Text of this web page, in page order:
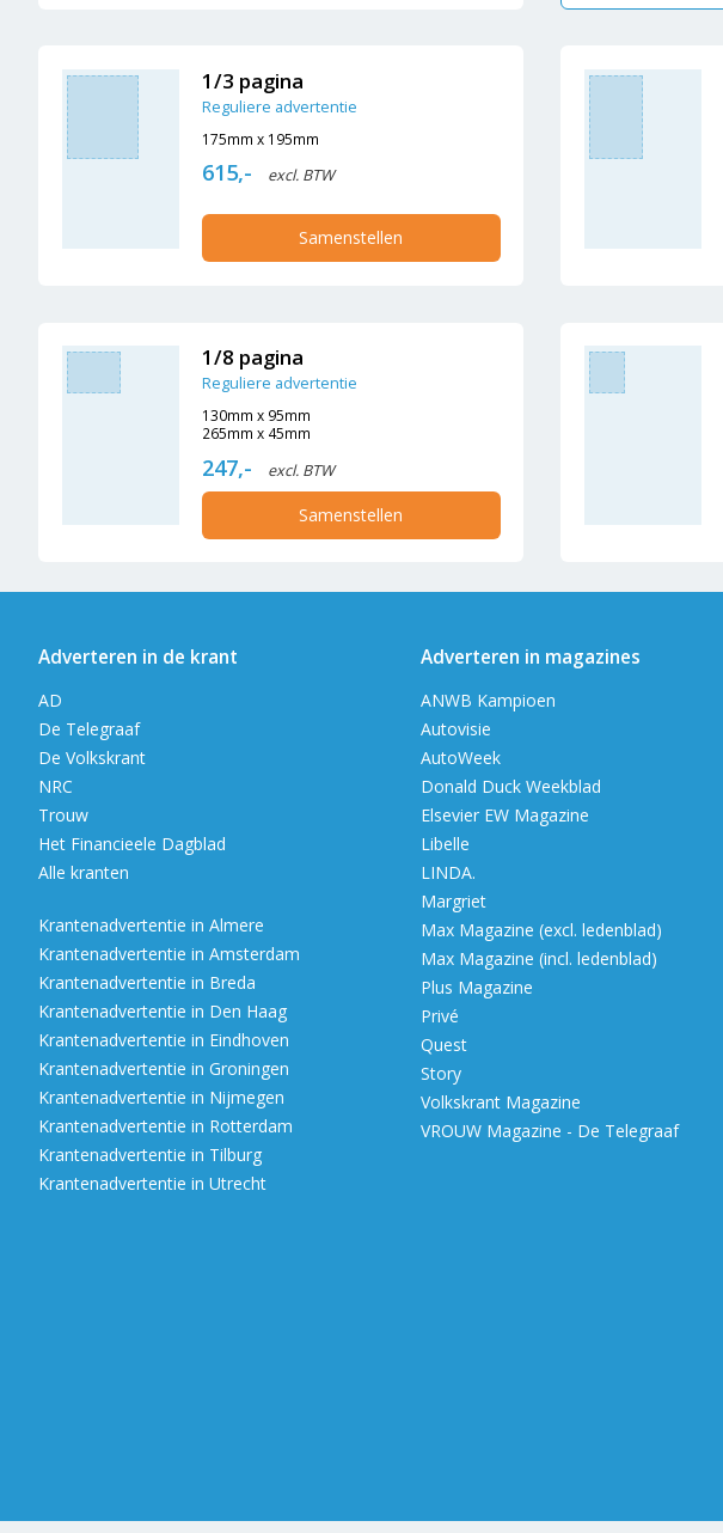
1/3 pagina
Reguliere advertentie
175mm x 195mm
615,- excl. BTW
Samenstellen
1/8 pagina
Reguliere advertentie
130mm x 95mm
265mm x 45mm
247,- excl. BTW
Samenstellen
Adverteren in de krant
AD
De Telegraaf
De Volkskrant
NRC
Trouw
Het Financieele Dagblad
Alle kranten
Krantenadvertentie in Almere
Krantenadvertentie in Amsterdam
Krantenadvertentie in Breda
Krantenadvertentie in Den Haag
Krantenadvertentie in Eindhoven
Krantenadvertentie in Groningen
Krantenadvertentie in Nijmegen
Krantenadvertentie in Rotterdam
Krantenadvertentie in Tilburg
Krantenadvertentie in Utrecht
Adverteren in magazines
ANWB Kampioen
Autovisie
AutoWeek
Donald Duck Weekblad
Elsevier EW Magazine
Libelle
LINDA.
Margriet
Max Magazine (excl. ledenblad)
Max Magazine (incl. ledenblad)
Plus Magazine
Privé
Quest
Story
Volkskrant Magazine
VROUW Magazine - De Telegraaf